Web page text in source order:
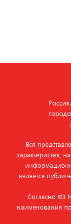
Вся
характеристик,
является
Согласно ФЗ
наименования